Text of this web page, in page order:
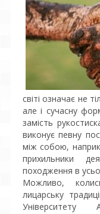
світі означає не
але і сучасну
замість
виконує певну
між собою,
прихильники
походження в
Можливо,
лицарську
Університету